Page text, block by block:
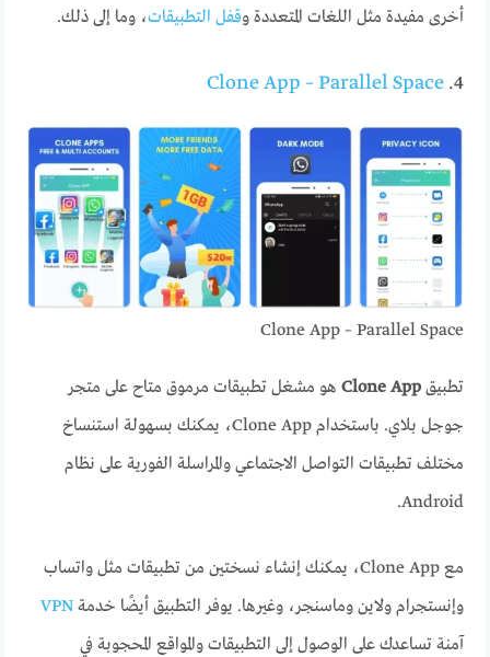
أخرى مفيدة مثل اللغات المتعددة وقفل التطبيقات، وما إلى ذلك.
4.
Clone App – Parallel Space
Clone App – Parallel Space
تطبيقClone App هو مشغل تطبيقات مرموق متاح على متجر
جوجل بلاي. باستخدام Clone App، يمكنك بسهولة استنساخ
مختلف تطبيقات التواصل الاجتماعي والمراسلة الفورية على نظام
Android.
مع Clone App، يمكنك إنشاء نسختين من تطبيقات مثل واتساب
وإنستجرام ولاين وماسنجر، وغيرها. يوفر التطبيق أيضًا خدمةVPN
آمنة تساعدك على الوصول إلى التطبيقات والمواقع المحجوبة في